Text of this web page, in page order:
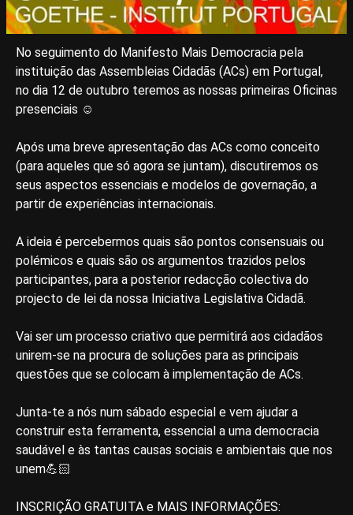
No seguimento do Manifesto Mais Democracia pela
instituição das Assembleias Cidadãs (ACs) em Portugal,
no dia 12 de outubro teremos as nossas primeiras Oficinas
presenciais ☺️
Após uma breve apresentação das ACs como conceito
(para aqueles que só agora se juntam), discutiremos os
seus aspectos essenciais e modelos de governação, a
partir de experiências internacionais.
A ideia é percebermos quais são pontos consensuais ou
polémicos e quais são os argumentos trazidos pelos
participantes, para a posterior redacção colectiva do
projecto de lei da nossa Iniciativa Legislativa Cidadã.
Vai ser um processo criativo que permitirá aos cidadãos
unirem-se na procura de soluções para as principais
questões que se colocam à implementação de ACs.
Junta-te a nós num sábado especial e vem ajudar a
construir esta ferramenta, essencial a uma democracia
saudável e às tantas causas sociais e ambientais que nos
unem💪🏻
INSCRIÇÃO GRATUITA e MAIS INFORMAÇÕES: